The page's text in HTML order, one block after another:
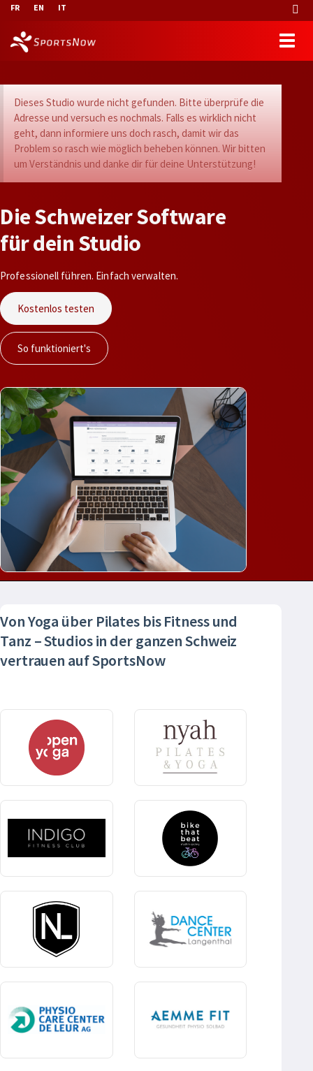
FR EN IT
Dieses Studio wurde nicht gefunden. Bitte überprüfe die
Adresse und versuch es nochmals. Falls es wirklich nicht
geht, dann informiere uns doch rasch, damit wir das
Problem so rasch wie möglich beheben können. Wir bitten
um Verständnis und danke dir für deine Unterstützung!
DieSchweizerSoftware
fürdein Studio
Professionell führen. Einfach verwalten.
Kostenlos testen
So funktioniert's
Von Yoga über Pilates bis Fitness und
Tanz – Studios in der ganzen Schweiz
vertrauen auf SportsNow